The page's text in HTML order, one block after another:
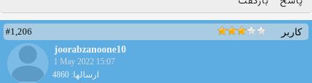
کاربر
#1,206
joorabzanoone10
1 May 2022 15:07
ارسالها: 4860